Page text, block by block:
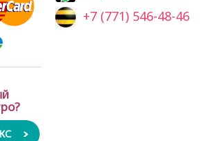
+7 (771) 546-48-46